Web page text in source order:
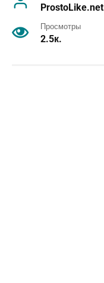
ProstoLike.net
Просмотры
2.5к.